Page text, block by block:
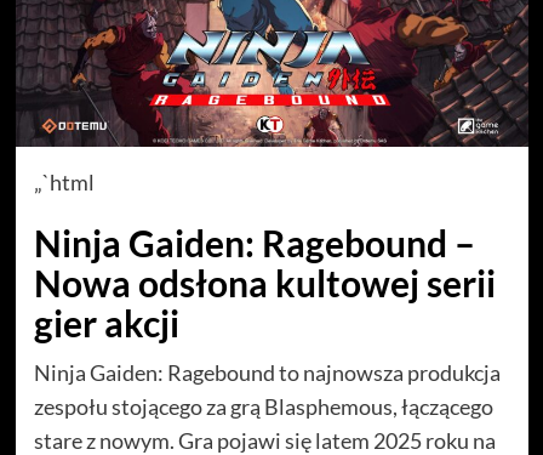
„`html
Ninja Gaiden: Ragebound –
Nowa odsłona kultowej serii
gier akcji
Ninja Gaiden: Ragebound to najnowsza produkcja
zespołu stojącego za grą Blasphemous, łączącego
stare z nowym. Gra pojawi się latem 2025 roku na